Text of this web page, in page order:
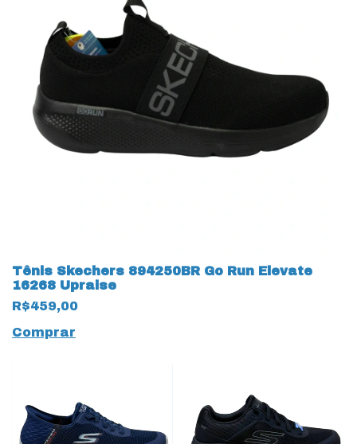
Tênis Skechers 894250BR Go Run Elevate
16268 Upraise
R$459,00
Comprar